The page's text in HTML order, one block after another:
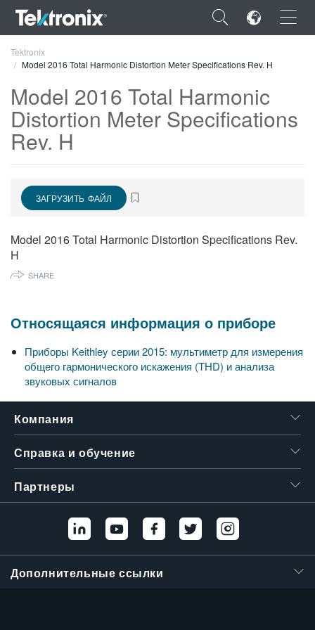
×
ENGLISH
FRANÇAIS
简体中文
日本語
繁體中文
Tektronix
Model 2016 Total Harmonic Distortion Meter Specifications Rev. H
Model 2016 Total Harmonic
Distortion Meter Specifications
Rev. H
ЗАГРУЗИТЬ ФАЙЛ
Model 2016 Total Harmonic Distortion Specifications Rev.
H
SHARE
Относящаяся информация о приборе
Приборы Keithley серии 2015: мультиметр для измерения
общего гармонического искажения (THD) и анализа
звуковых сигналов
Компания
Справка и обучение
Партнеры
Дополнительные ссылки